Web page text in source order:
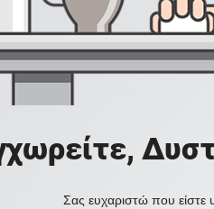
Σας ευχαριστώ που είστε